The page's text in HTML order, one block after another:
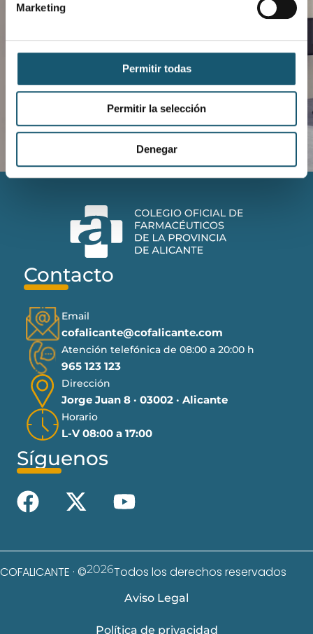
Marketing
Permitir todas
Permitir la selección
Denegar
Dispensaciones
Peticiones
Descargar aplicación COFANET
Contacto
Email
cofalicante@cofalicante.com
Atención telefónica de 08:00 a 20:00 h
965 123 123
Dirección
Jorge Juan 8 · 03002 · Alicante
Horario
L-V 08:00 a 17:00
Síguenos
COFALICANTE · ©2026Todos los derechos reservados
Aviso Legal
Política de privacidad